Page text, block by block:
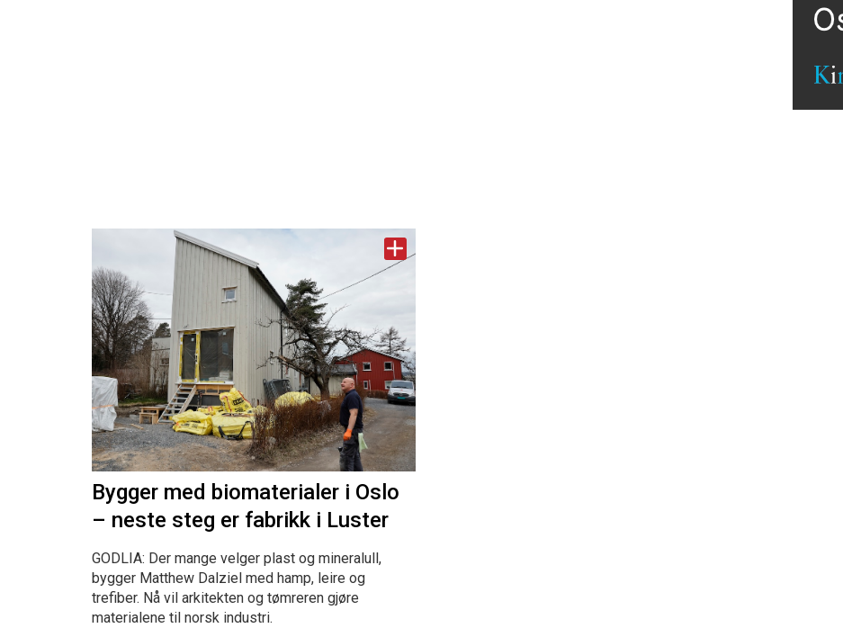
Bygger med biomaterialer i Oslo
– neste steg er fabrikk i Luster
GODLIA: Der mange velger plast og mineralull,
bygger Matthew Dalziel med hamp, leire og
trefiber. Nå vil arkitekten og tømreren gjøre
materialene til norsk industri.